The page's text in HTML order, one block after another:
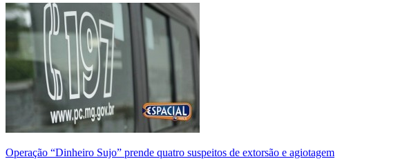
Operação “Dinheiro Sujo” prende quatro suspeitos de extorsão e agiotagem